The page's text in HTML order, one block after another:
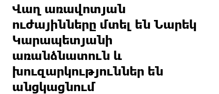
Վաղ առավոտյան
ուժայինները մտել են Նարեկ
Կարապետյանի
առանձնատուն և
խուզարկություններ են
անցկացնում